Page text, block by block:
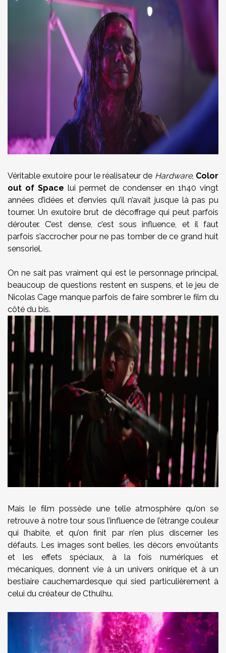
Véritable exutoire pour le réalisateur de Hardware, Color
out of Space lui permet de condenser en 1h40 vingt
années d’idées et d’envies qu’il n’avait jusque là pas pu
tourner. Un exutoire brut de décoffrage qui peut parfois
dérouter. C’est dense, c’est sous influence, et il faut
parfois s’accrocher pour ne pas tomber de ce grand huit
sensoriel.
On ne sait pas vraiment qui est le personnage principal,
beaucoup de questions restent en suspens, et le jeu de
Nicolas Cage manque parfois de faire sombrer le film du
côté du bis.
Mais le film possède une telle atmosphère qu’on se
retrouve à notre tour sous l’influence de l’étrange couleur
qui l’habite, et qu’on finit par n’en plus discerner les
défauts. Les images sont belles, les décors envoûtants
et les effets spéciaux, à la fois numériques et
mécaniques, donnent vie à un univers onirique et à un
bestiaire cauchemardesque qui sied particulièrement à
celui du créateur de Cthulhu.